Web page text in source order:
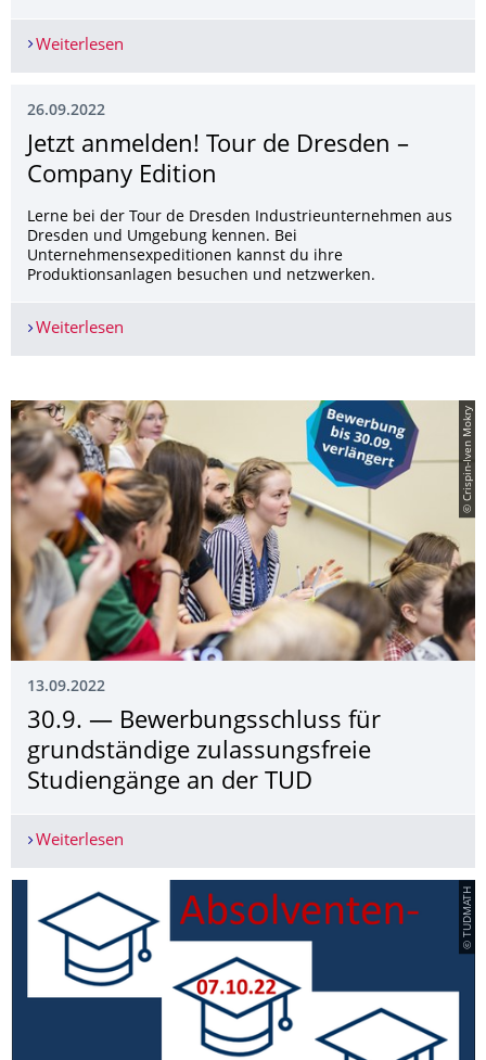
Weiterlesen
26.09.2022
Jetzt anmelden! Tour de Dresden –
Company Edition
Lerne bei der Tour de Dresden Industrieunternehmen aus
Dresden und Umgebung kennen. Bei
Unternehmensexpeditionen kannst du ihre
Produktionsanlagen besuchen und netzwerken.
Weiterlesen
© Crispin-Iven Mokry
13.09.2022
30.9. — Bewerbungs­schluss für
grundständige zulassungsfreie
Studiengänge an der TUD
Weiterlesen
© TUDMATH